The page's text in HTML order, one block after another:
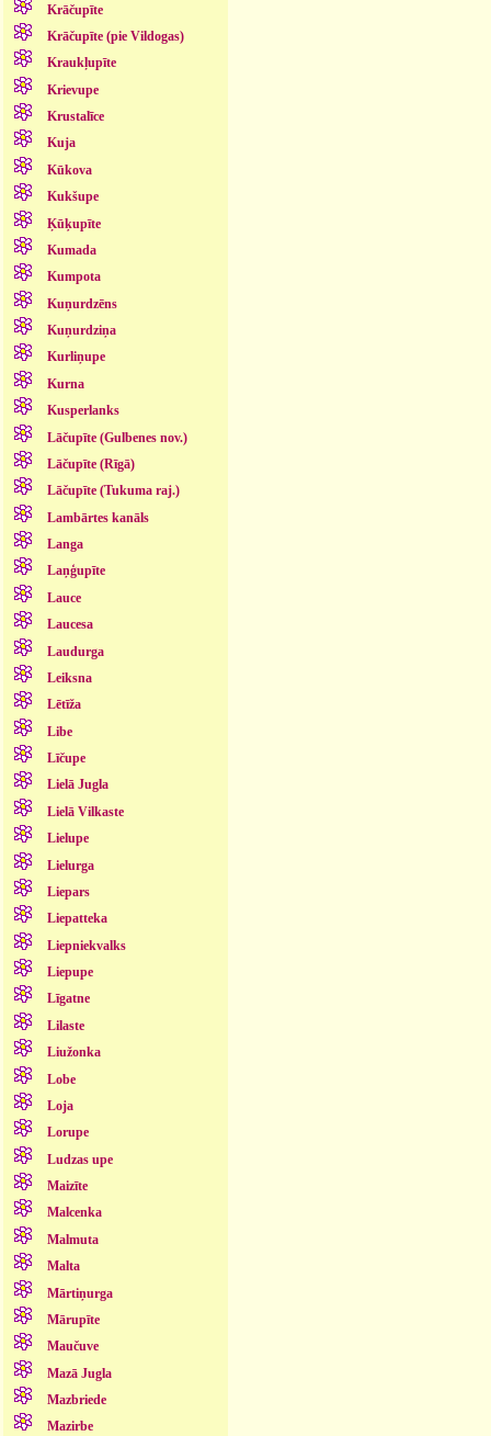
Krāčupīte
Krāčupīte (pie Vildogas)
Kraukļupīte
Krievupe
Krustalīce
Kuja
Kūkova
Kukšupe
Ķūķupīte
Kumada
Kumpota
Kuņurdzēns
Kuņurdziņa
Kurliņupe
Kurna
Kusperlanks
Lāčupīte (Gulbenes nov.)
Lāčupīte (Rīgā)
Lāčupīte (Tukuma raj.)
Lambārtes kanāls
Langa
Laņģupīte
Lauce
Laucesa
Laudurga
Leiksna
Lētīža
Libe
Līčupe
Lielā Jugla
Lielā Vilkaste
Lielupe
Lielurga
Liepars
Liepatteka
Liepniekvalks
Liepupe
Līgatne
Lilaste
Liužonka
Lobe
Loja
Lorupe
Ludzas upe
Maizīte
Malcenka
Malmuta
Malta
Mārtiņurga
Mārupīte
Maučuve
Mazā Jugla
Mazbriede
Mazirbe